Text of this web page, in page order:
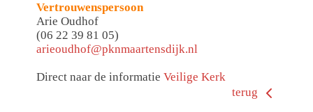
Vertrouwenspersoon
Arie Oudhof
(06 22 39 81 05)
arieoudhof@pknmaartensdijk.nl
Direct naar de informatie Veilige Kerk
terug